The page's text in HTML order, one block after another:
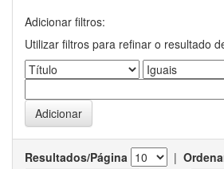
Adicionar filtros:
Utilizar filtros para refinar o resultado
Resultados/Página |